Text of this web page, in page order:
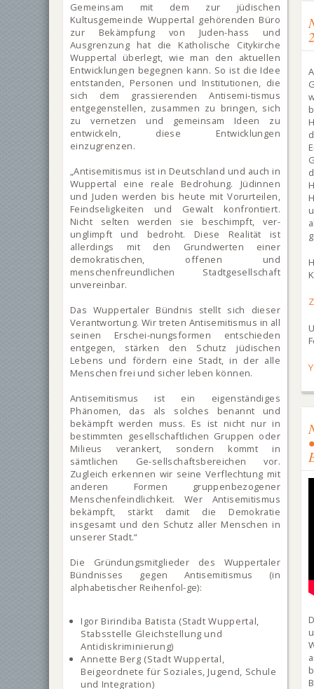
Gemeinsam mit dem zur jüdischen
Kultusgemeinde Wuppertal gehörenden Büro
zur Bekämpfung von Juden-hass und
Ausgrenzung hat die Katholische Citykirche
Wuppertal überlegt, wie man den aktuellen
Entwicklungen begegnen kann. So ist die Idee
entstanden, Personen und Institutionen, die
sich dem grassierenden Antisemi-tismus
entgegenstellen, zusammen zu bringen, sich
zu vernetzen und gemeinsam Ideen zu
entwickeln, diese Entwicklungen
einzugrenzen.
„Antisemitismus ist in Deutschland und auch in
Wuppertal eine reale Bedrohung. Jüdinnen
und Juden werden bis heute mit Vorurteilen,
Feindseligkeiten und Gewalt konfrontiert.
Nicht selten werden sie beschimpft, ver-
unglimpft und bedroht. Diese Realität ist
allerdings mit den Grundwerten einer
demokratischen, offenen und
menschenfreundlichen Stadtgesellschaft
unvereinbar.
Das Wuppertaler Bündnis stellt sich dieser
Verantwortung. Wir treten Antisemitismus in all
seinen Erschei-nungsformen entschieden
entgegen, stärken den Schutz jüdischen
Lebens und fördern eine Stadt, in der alle
Menschen frei und sicher leben können.
Antisemitismus ist ein eigenständiges
Phänomen, das als solches benannt und
bekämpft werden muss. Es ist nicht nur in
bestimmten gesellschaftlichen Gruppen oder
Milieus verankert, sondern kommt in
sämtlichen Ge-sellschaftsbereichen vor.
Zugleich erkennen wir seine Verflechtung mit
anderen Formen gruppenbezogener
Menschenfeindlichkeit. Wer Antisemitismus
bekämpft, stärkt damit die Demokratie
insgesamt und den Schutz aller Menschen in
unserer Stadt.“
Die Gründungsmitglieder des Wuppertaler
Bündnisses gegen Antisemitismus (in
alphabetischer Reihenfol-ge):
Igor Birindiba Batista (Stadt Wuppertal,
Stabsstelle Gleichstellung und
Antidiskriminierung)
Annette Berg (Stadt Wuppertal,
Beigeordnete für Soziales, Jugend, Schule
und Integration)